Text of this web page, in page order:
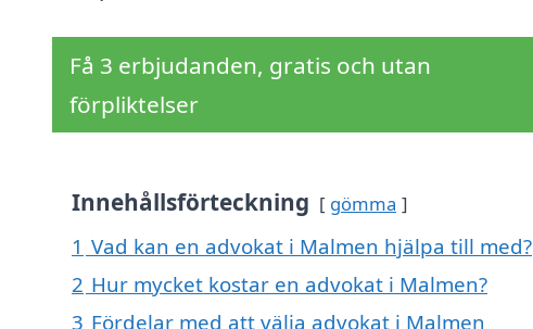
Få 3 erbjudanden, gratis och utan
förpliktelser
Innehållsförteckning gömma
1 Vad kan en advokat i Malmen hjälpa till med?
2 Hur mycket kostar en advokat i Malmen?
3 Fördelar med att välja advokat i Malmen